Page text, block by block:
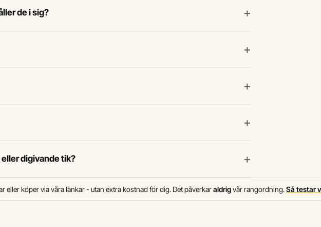
de i sig? +
+
+
+
digivande tik? +
eller köper via våra länkar - utan extra kostnad för dig. Det påverkaraldrigvår rangordning.Så testar